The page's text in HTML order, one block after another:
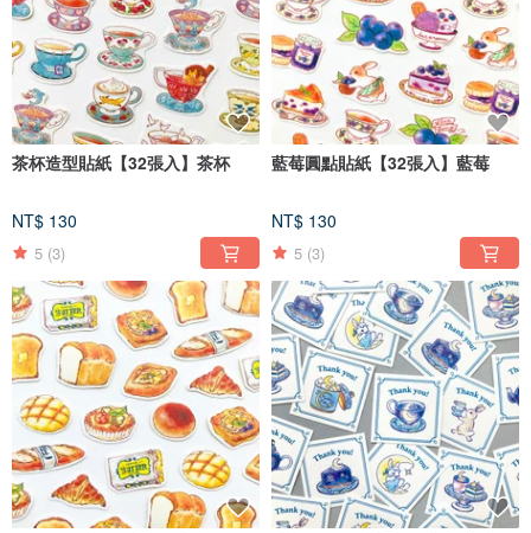
茶杯造型貼紙【32張入】茶杯
NT$ 130
5 (3)
藍莓圓點貼紙【32張入】藍莓
NT$ 130
5 (3)